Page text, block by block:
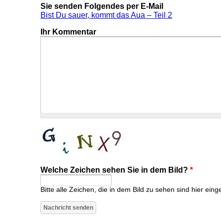
Sie senden Folgendes per E-Mail
Bist Du sauer, kommt das Aua – Teil 2
Ihr Kommentar
Welche Zeichen sehen Sie in dem Bild? *
Bitte alle Zeichen, die in dem Bild zu sehen sind hier